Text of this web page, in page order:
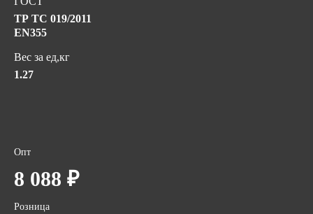
ТР ТС 019/2011
EN355
Вес за ед,кг
1.27
Опт
8 088 ₽
Розница